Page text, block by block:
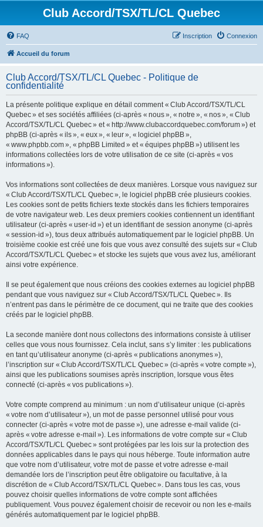
Club Accord/TSX/TL/CL Quebec
FAQ Connexion
Inscription
Accueil du forum
Club Accord/TSX/TL/CL Quebec - Politique de
confidentialité
La présente politique explique en détail comment « Club Accord/TSX/TL/CL
Quebec » et ses sociétés affiliées (ci-après « nous », « notre », « nos », « Club
Accord/TSX/TL/CL Quebec » et « http://www.clubaccordquebec.com/forum ») et
phpBB (ci-après « ils », « eux », « leur », « logiciel phpBB »,
« www.phpbb.com », « phpBB Limited » et « équipes phpBB ») utilisent les
informations collectées lors de votre utilisation de ce site (ci-après « vos
informations »).
Vos informations sont collectées de deux manières. Lorsque vous naviguez sur
« Club Accord/TSX/TL/CL Quebec », le logiciel phpBB crée plusieurs cookies.
Les cookies sont de petits fichiers texte stockés dans les fichiers temporaires
de votre navigateur web. Les deux premiers cookies contiennent un identifiant
utilisateur (ci-après « user-id ») et un identifiant de session anonyme (ci-après
« session-id »), tous deux attribués automatiquement par le logiciel phpBB. Un
troisième cookie est créé une fois que vous avez consulté des sujets sur « Club
Accord/TSX/TL/CL Quebec » et stocke les sujets que vous avez lus, améliorant
ainsi votre expérience.
Il se peut également que nous créions des cookies externes au logiciel phpBB
pendant que vous naviguez sur « Club Accord/TSX/TL/CL Quebec ». Ils
n’entrent pas dans le périmètre de ce document, qui ne traite que des cookies
créés par le logiciel phpBB.
La seconde manière dont nous collectons des informations consiste à utiliser
celles que vous nous fournissez. Cela inclut, sans s’y limiter : les publications
en tant qu’utilisateur anonyme (ci-après « publications anonymes »),
l’inscription sur « Club Accord/TSX/TL/CL Quebec » (ci-après « votre compte »),
ainsi que les publications soumises après inscription, lorsque vous êtes
connecté (ci-après « vos publications »).
Votre compte comprend au minimum : un nom d’utilisateur unique (ci-après
« votre nom d’utilisateur »), un mot de passe personnel utilisé pour vous
connecter (ci-après « votre mot de passe »), une adresse e-mail valide (ci-
après « votre adresse e-mail »). Les informations de votre compte sur « Club
Accord/TSX/TL/CL Quebec » sont protégées par les lois sur la protection des
données applicables dans le pays qui nous héberge. Toute information autre
que votre nom d’utilisateur, votre mot de passe et votre adresse e-mail
demandée lors de l’inscription peut être obligatoire ou facultative, à la
discrétion de « Club Accord/TSX/TL/CL Quebec ». Dans tous les cas, vous
pouvez choisir quelles informations de votre compte sont affichées
publiquement. Vous pouvez également choisir de recevoir ou non les e-mails
générés automatiquement par le logiciel phpBB.